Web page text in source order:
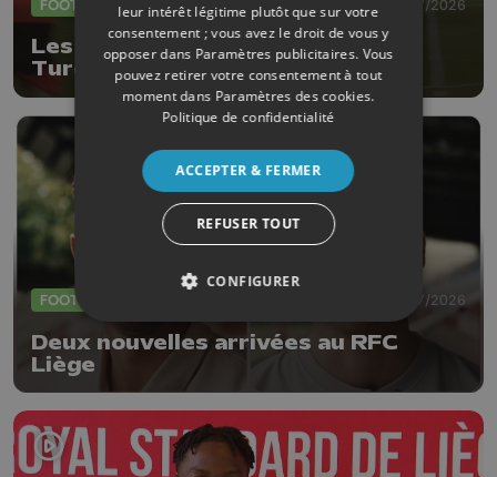
FOOTBALL 27/07/2026
Les Diables Rouges défieront la
Turquie le 2 octobre à Liège
FOOTBALL 23/07/2026
Deux nouvelles arrivées au RFC
Liège
leur intérêt légitime plutôt que sur votre
consentement ; vous avez le droit de vous y
opposer dans Paramètres publicitaires. Vous
pouvez retirer votre consentement à tout
moment dans Paramètres des cookies.
Politique de confidentialité
ACCEPTER & FERMER
REFUSER TOUT
CONFIGURER